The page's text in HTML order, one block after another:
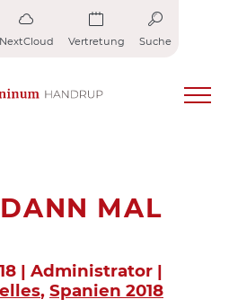
NextCloud Vertretung Suche
MAL
| Administrator |
, Spanien 2018